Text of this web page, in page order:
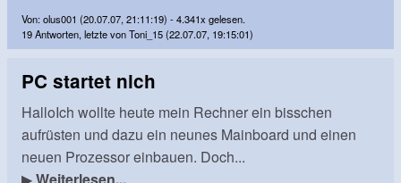
Von: olus001 (20.07.07, 21:11:19) - 4.341x gelesen.
19 Antworten, letzte von Toni_15 (22.07.07, 19:15:01)
PC startet nich
HalloIch wollte heute mein Rechner ein bisschen
aufrüsten und dazu ein neunes Mainboard und einen
neuen Prozessor einbauen. Doch...